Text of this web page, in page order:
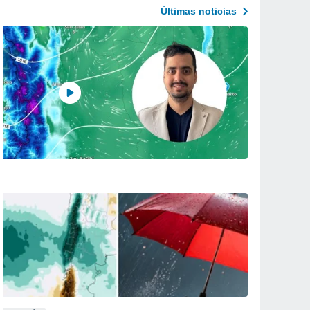
Últimas noticias